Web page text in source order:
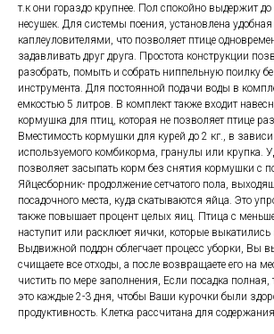
т.к они гораздо крупнее. Пол спокойно выдержит
несушек. Для системы поения, установлена
каплеуловителями, что позволяет птице
задавливать друг друга. Простота конструкции
разобрать, помыть и собрать ниппельную поилку
инструмента. Для постоянной подачи воды в
емкостью 5 литров. В комплект также входит
кормушка для птиц, которая не позволяет птице
Вместимость кормушки для курей до 2 кг., в
используемого комбикорма, гранулы или крупка.
позволяет засыпать корм без снятия кормушки с
Яйцесборник- продолжение сетчатого пола,
посадочного места, куда скатываются яйца. Это
также повышает процент целых яиц. Птица с
наступит или расклюет яички, которые выкатились
Выдвижной поддон облегчает процесс уборки, Вы
счищаете все отходы, а после возвращаете его на
чистить по мере заполнения, Если посадка полная,
это каждые 2-3 дня, чтобы Ваши курочки были
продуктивность. Клетка рассчитана для